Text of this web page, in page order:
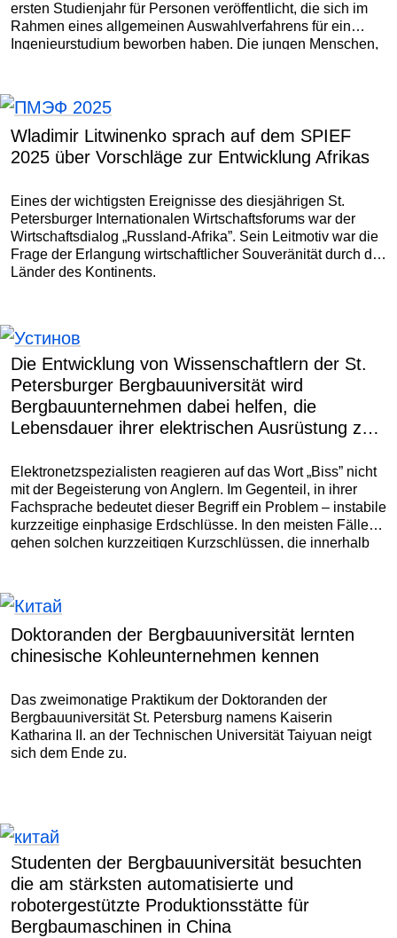
ersten Studienjahr für Personen veröffentlicht, die sich im
Rahmen eines allgemeinen Auswahlverfahrens für ein
Ingenieurstudium beworben haben. Die jungen Menschen,
Wladimir Litwinenko sprach auf dem SPIEF
2025 über Vorschläge zur Entwicklung Afrikas
Eines der wichtigsten Ereignisse des diesjährigen St.
Petersburger Internationalen Wirtschaftsforums war der
Wirtschaftsdialog „Russland-Afrika”. Sein Leitmotiv war die
Frage der Erlangung wirtschaftlicher Souveränität durch die
Länder des Kontinents.
Die Entwicklung von Wissenschaftlern der St.
Petersburger Bergbauuniversität wird
Bergbauunternehmen dabei helfen, die
Lebensdauer ihrer elektrischen Ausrüstung zu
Elektronetzspezialisten reagieren auf das Wort „Biss” nicht
mit der Begeisterung von Anglern. Im Gegenteil, in ihrer
Fachsprache bedeutet dieser Begriff ein Problem – instabile
kurzzeitige einphasige Erdschlüsse. In den meisten Fällen
gehen solchen kurzzeitigen Kurzschlüssen, die innerhalb
Doktoranden der Bergbauuniversität lernten
chinesische Kohleunternehmen kennen
Das zweimonatige Praktikum der Doktoranden der
Bergbauuniversität St. Petersburg namens Kaiserin
Katharina II. an der Technischen Universität Taiyuan neigt
sich dem Ende zu.
Studenten der Bergbauuniversität besuchten
die am stärksten automatisierte und
robotergestützte Produktionsstätte für
Bergbaumaschinen in China